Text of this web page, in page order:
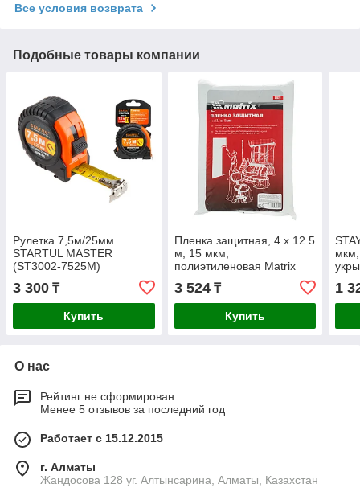
Все условия возврата
Подобные товары компании
Рулетка 7,5м/25мм
STARTUL MASTER
(ST3002-7525М)
3 300 ₸
Купить
Пленка защитная, 4 х 12.5
м, 15 мкм,
полиэтиленовая Matrix
3 524₸
Купить
1
О нас
Рейтинг не сформирован
Менее 5 отзывов за последний год
Работает с 15.12.2015
г. Алматы
Жандосова 128 уг. Алтынсарина, Алматы, Казахстан